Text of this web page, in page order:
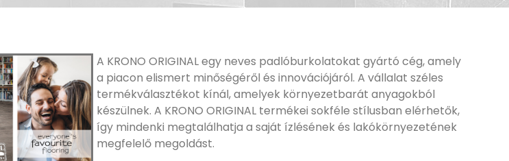
A KRONO ORIGINAL egy neves padlóburkolatokat gyártó cég, amely
a piacon elismert minőségéről és innovációjáról. A vállalat széles
termékválasztékot kínál, amelyek környezetbarát anyagokból
készülnek. A KRONO ORIGINAL termékei sokféle stílusban elérhetők,
így mindenki megtalálhatja a saját ízlésének és lakókörnyezetének
megfelelő megoldást.